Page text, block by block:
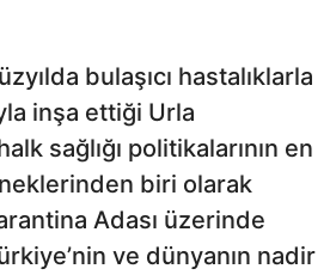
bulaşıcı hastalıklarla
inşa ettiği Urla
sağlığı politikalarının en
biri olarak
Adası üzerinde
ve dünyanın nadir